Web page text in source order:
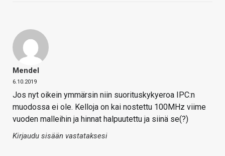
Mendel
6.10.2019
Jos nyt oikein ymmärsin niin suorituskykyeroa IPC:n
muodossa ei ole. Kelloja on kai nostettu 100MHz viime
vuoden malleihin ja hinnat halpuutettu ja siinä se(?)
Kirjaudu sisään vastataksesi